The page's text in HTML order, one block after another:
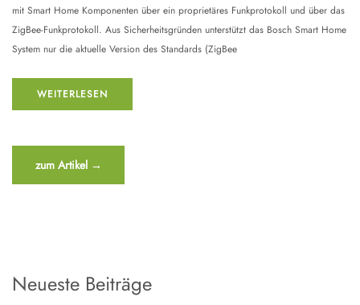
mit Smart Home Komponenten über ein proprietäres Funkprotokoll und über das
ZigBee-Funkprotokoll. Aus Sicherheitsgründen unterstützt das Bosch Smart Home
System nur die aktuelle Version des Standards (ZigBee
WEITERLESEN
“Homematic
IP
zum Artikel →
Neueste Beiträge